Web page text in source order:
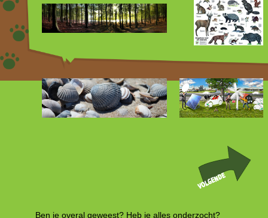
Ben je overal geweest? Heb je alles onderzocht?